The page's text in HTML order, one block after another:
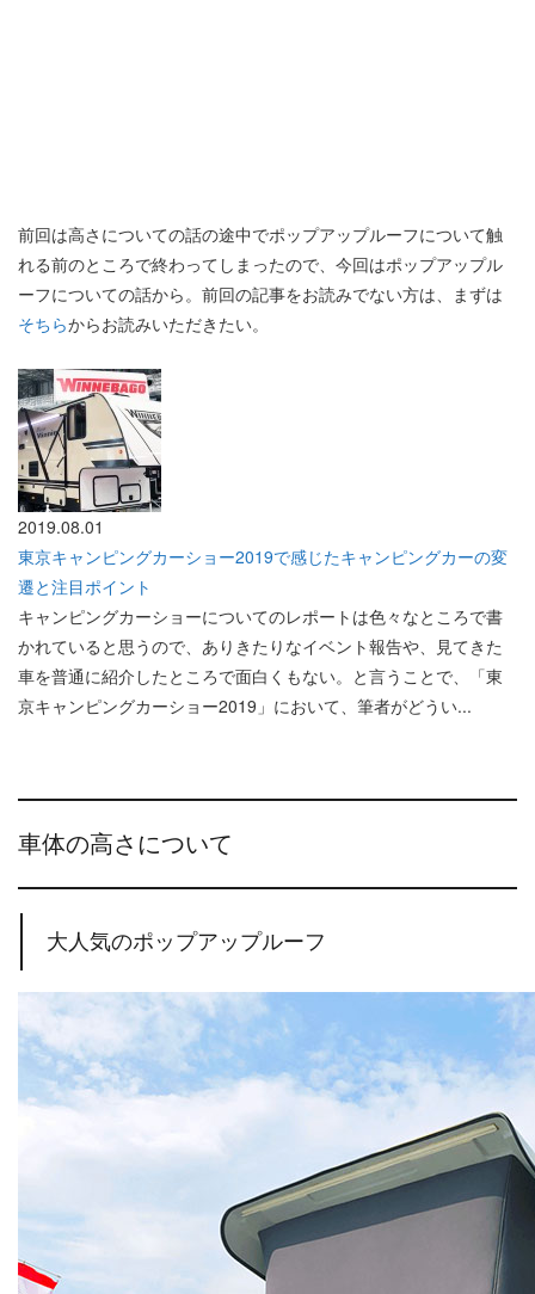
前回は高さについての話の途中でポップアップルーフについて触
れる前のところで終わってしまったので、今回はポップアップル
ーフについての話から。前回の記事をお読みでない方は、まずは
そちらからお読みいただきたい。
2019.08.01
東京キャンピングカーショー2019で感じたキャンピングカーの変
遷と注目ポイント
キャンピングカーショーについてのレポートは色々なところで書
かれていると思うので、ありきたりなイベント報告や、見てきた
車を普通に紹介したところで面白くもない。と言うことで、「東
京キャンピングカーショー2019」において、筆者がどうい...
車体の高さについて
大人気のポップアップルーフ